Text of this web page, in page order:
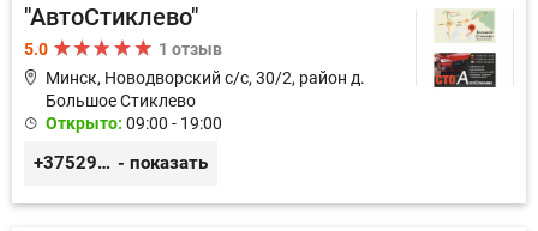
"АвтоСтиклево"
5.0
1 отзыв
Минск, Новодворский с/с, 30/2, район д.
Большое Стиклево
Открыто: 09:00 - 19:00
+375293644409 - показать